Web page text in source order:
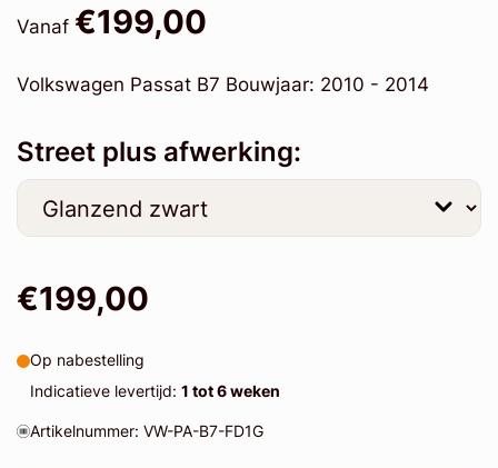
Vanaf €199,00
Volkswagen Passat B7 Bouwjaar: 2010 - 2014
Street plus afwerking:
€199,00
Op nabestelling
Indicatieve levertijd: 1 tot 6 weken
Artikelnummer: VW-PA-B7-FD1G